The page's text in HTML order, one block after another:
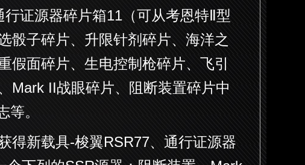
证源器碎片箱11（可从考恩特Ⅱ型
骰子碎片、升限针剂碎片、海洋之
假面碎片、生电控制枪碎片、飞引
Mark II战眼碎片、阻断装置碎片中
等。
得新载具-梭翼RSR77、通行证源器